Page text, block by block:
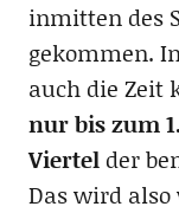
inmitten des
gekommen.
auch die Zeit
nur bis zum
Viertelder
Das wird